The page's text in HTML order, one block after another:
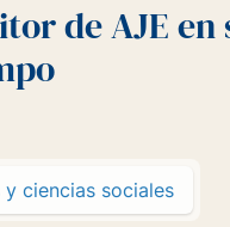
de AJE en
ciencias sociales